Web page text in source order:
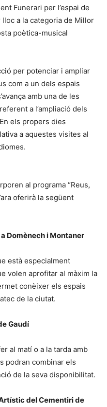
Funerari per l’espai de
a la categoria de Millor
poètica-musical
per potenciar i ampliar
com a un dels espais
amb una de les
a l’ampliació dels
els propers dies
a aquestes visites al
al programa “Reus,
oferirà la següent
Domènech i Montaner
està especialment
volen aprofitar al màxim la
conèixer els espais
de la ciutat.
Gaudí
al matí o a la tarda amb
podran combinar els
de la seva disponibilitat.
del Cementiri de